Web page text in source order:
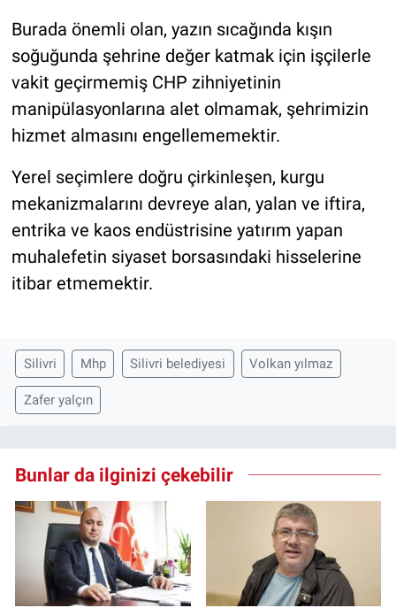
Burada önemli olan, yazın sıcağında kışın
soğuğunda şehrine değer katmak için işçilerle
vakit geçirmemiş CHP zihniyetinin
manipülasyonlarına alet olmamak, şehrimizin
hizmet almasını engellememektir.
Yerel seçimlere doğru çirkinleşen, kurgu
mekanizmalarını devreye alan, yalan ve iftira,
entrika ve kaos endüstrisine yatırım yapan
muhalefetin siyaset borsasındaki hisselerine
itibar etmemektir.
Silivri Mhp Silivri belediyesi Volkan yılmaz
Zafer yalçın
Bunlar da ilginizi çekebilir